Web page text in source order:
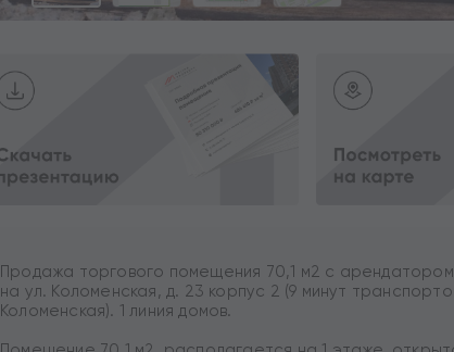
Продажа торгового помещения 70,1 м2 с
на ул. Коломенская, д. 23 корпус 2 (9 минут
Коломенская). 1 линия домов.